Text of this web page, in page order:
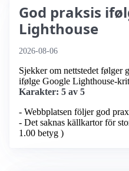
God praksis
Lighthouse
2026-08-06
Sjekker om nettstedet følger
ifølge Google Lighthouse-
Karakter: 5 av 5
- Webbplatsen följer god
- Det saknas källkartor för
1.00 betyg )